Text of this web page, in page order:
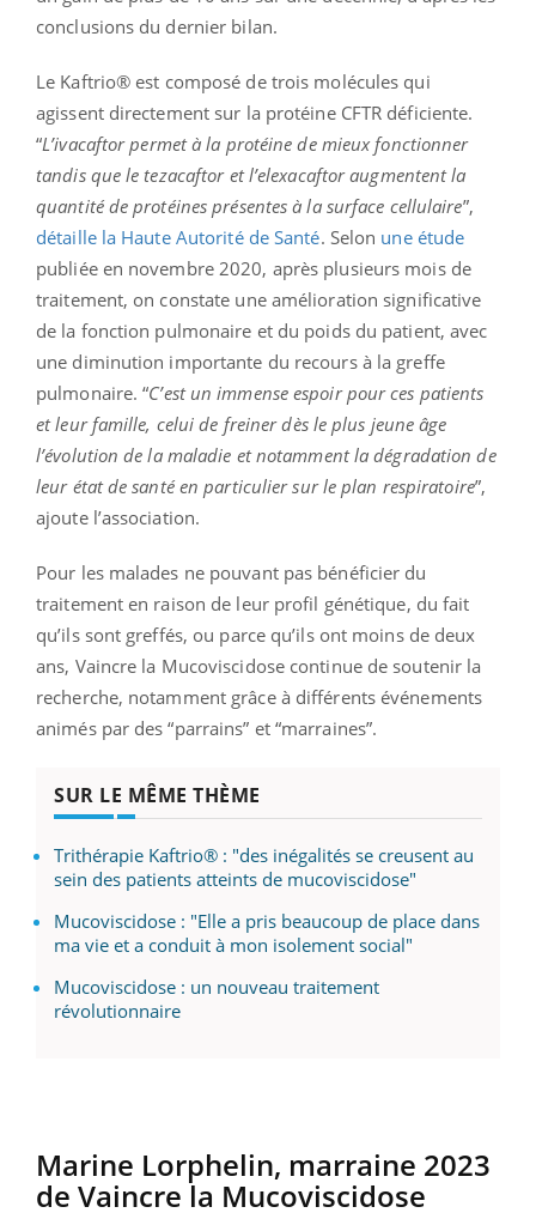
conclusions du dernier bilan.
Le Kaftrio® est composé de trois molécules qui
agissent directement sur la protéine CFTR déficiente. ​​
“L’ivacaftor permet à la protéine de mieux fonctionner
tandis que le tezacaftor et l’elexacaftor augmentent la
quantité de protéines présentes à la surface cellulaire”,
détaille la Haute Autorité de Santé. Selon une étude
publiée en novembre 2020, après plusieurs mois de
traitement, on constate une amélioration significative
de la fonction pulmonaire et du poids du patient, avec
une diminution importante du recours à la greffe
pulmonaire. “C’est un immense espoir pour ces patients
et leur famille, celui de freiner dès le plus jeune âge
l’évolution de la maladie et notamment la dégradation de
leur état de santé en particulier sur le plan respiratoire”,
ajoute l’association.
Pour les malades ne pouvant pas bénéficier du
traitement en raison de leur profil génétique, du fait
qu’ils sont greffés, ou parce qu’ils ont moins de deux
ans, Vaincre la Mucoviscidose continue de soutenir la
recherche, notamment grâce à différents événements
animés par des “parrains” et “marraines”.
SUR LE MÊME THÈME
Trithérapie Kaftrio® : "des inégalités se creusent au
sein des patients atteints de mucoviscidose"
Mucoviscidose : "Elle a pris beaucoup de place dans
ma vie et a conduit à mon isolement social"
Mucoviscidose : un nouveau traitement
révolutionnaire
Marine Lorphelin, marraine 2023
de Vaincre la Mucoviscidose